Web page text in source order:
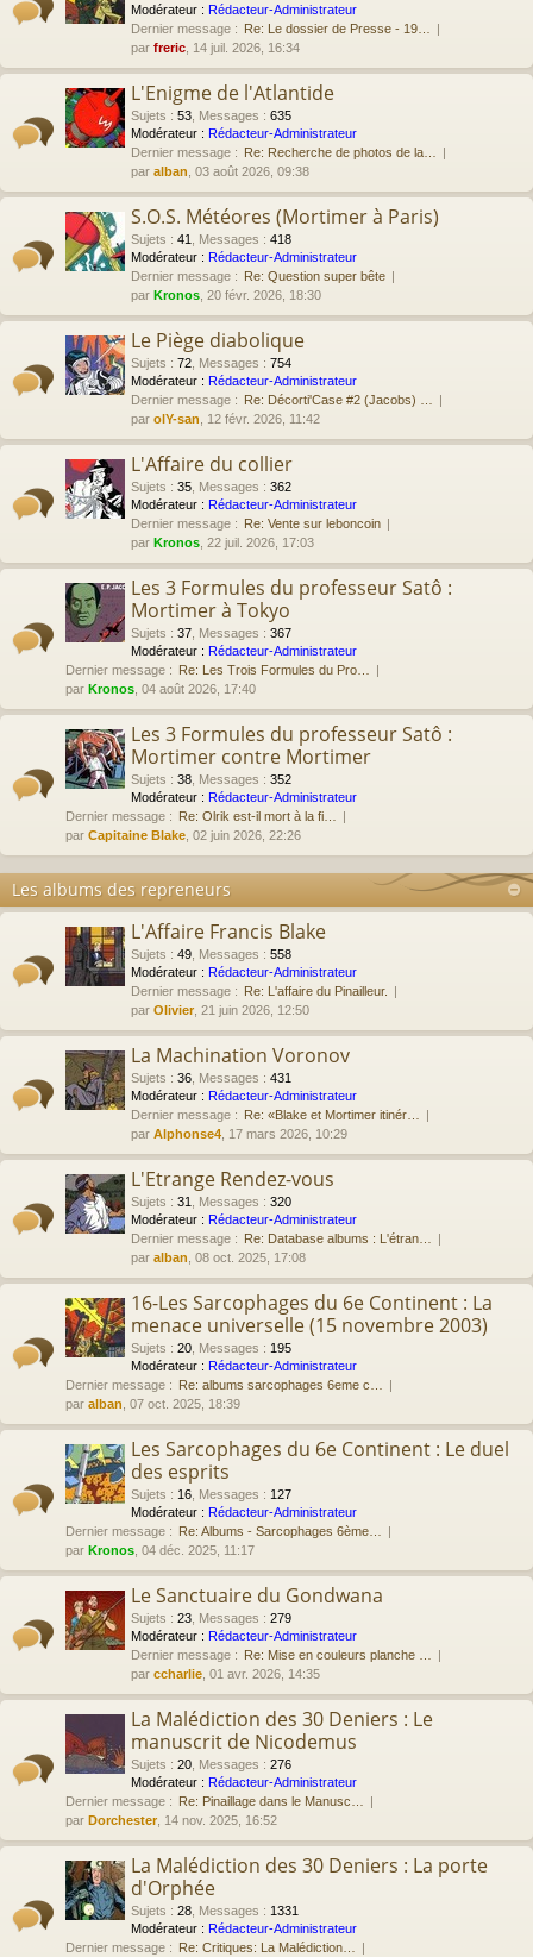
Modérateur : Rédacteur-Administrateur
Dernier message : Re: Le dossier de Presse - 19…
par freric , 14 juil. 2026, 16:34
L'Enigme de l'Atlantide
Sujets : 53 Messages : 635
Modérateur : Rédacteur-Administrateur
Dernier message : Re: Recherche de photos de la…
par alban , 03 août 2026, 09:38
S.O.S. Météores (Mortimer à Paris)
Sujets : 41 Messages : 418
Modérateur : Rédacteur-Administrateur
Dernier message : Re: Question super bête
par Kronos , 20 févr. 2026, 18:30
Le Piège diabolique
Sujets : 72 Messages : 754
Modérateur : Rédacteur-Administrateur
Dernier message : Re: Décorti'Case #2 (Jacobs) …
par olY-san , 12 févr. 2026, 11:42
L'Affaire du collier
Sujets : 35 Messages : 362
Modérateur : Rédacteur-Administrateur
Dernier message : Re: Vente sur leboncoin
par Kronos , 22 juil. 2026, 17:03
Les 3 Formules du professeur Satô :
Mortimer à Tokyo
Sujets : 37 Messages : 367
Modérateur : Rédacteur-Administrateur
Dernier message : Re: Les Trois Formules du Pro…
par Kronos , 04 août 2026, 17:40
Les 3 Formules du professeur Satô :
Mortimer contre Mortimer
Sujets : 38 Messages : 352
Modérateur : Rédacteur-Administrateur
Dernier message : Re: Olrik est-il mort à la fi…
par Capitaine Blake , 02 juin 2026, 22:26
Les albums des repreneurs
L'Affaire Francis Blake
Sujets : 49 Messages : 558
Modérateur : Rédacteur-Administrateur
Dernier message : Re: L'affaire du Pinailleur.
par Olivier , 21 juin 2026, 12:50
La Machination Voronov
Sujets : 36 Messages : 431
Modérateur : Rédacteur-Administrateur
Dernier message : Re: «Blake et Mortimer itinér…
par Alphonse4 , 17 mars 2026, 10:29
L'Etrange Rendez-vous
Sujets : 31 Messages : 320
Modérateur : Rédacteur-Administrateur
Dernier message : Re: Database albums : L'étran…
par alban , 08 oct. 2025, 17:08
16-Les Sarcophages du 6e Continent : La
menace universelle (15 novembre 2003)
Sujets : 20 Messages : 195
Modérateur : Rédacteur-Administrateur
Dernier message : Re: albums sarcophages 6eme c…
par alban , 07 oct. 2025, 18:39
Les Sarcophages du 6e Continent : Le duel
des esprits
Sujets : 16 Messages : 127
Modérateur : Rédacteur-Administrateur
Dernier message : Re: Albums - Sarcophages 6ème…
par Kronos , 04 déc. 2025, 11:17
Le Sanctuaire du Gondwana
Sujets : 23 Messages : 279
Modérateur : Rédacteur-Administrateur
Dernier message : Re: Mise en couleurs planche …
par ccharlie , 01 avr. 2026, 14:35
La Malédiction des 30 Deniers : Le
manuscrit de Nicodemus
Sujets : 20 Messages : 276
Modérateur : Rédacteur-Administrateur
Dernier message : Re: Pinaillage dans le Manusc…
par Dorchester , 14 nov. 2025, 16:52
La Malédiction des 30 Deniers : La porte
d'Orphée
Sujets : 28 Messages : 1331
Modérateur : Rédacteur-Administrateur
Dernier message : Re: Critiques: La Malédiction…